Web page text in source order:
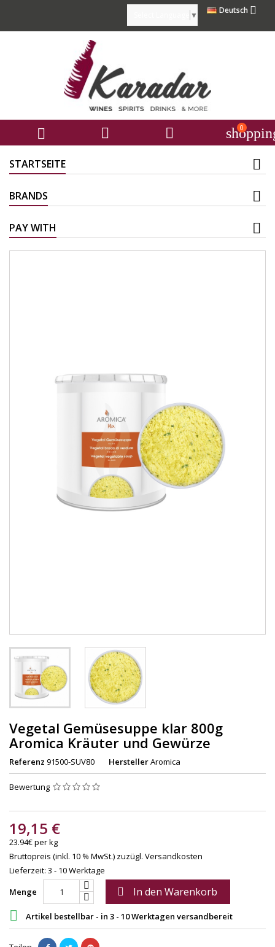
Deutsch 
▼
   0
STARTSEITE
BRANDS
PAY WITH
Vegetal Gemüsesuppe klar 800g
Aromica Kräuter und Gewürze
Referenz 91500-SUV80 HerstellerAromica
Bewertung
19,15 €
23.94€ per kg
Bruttopreis (inkl. 10 % MwSt.) zuzügl. Versandkosten
Lieferzeit: 3 - 10 Werktage
Menge
 In den Warenkorb
 Artikel bestellbar - in 3 - 10 Werktagen versandbereit